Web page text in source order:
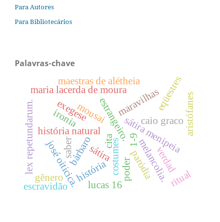
Para Autores
Para Bibliotecários
Palavras-chave
história natural
maravilhas
bárbaro costumes
estrangeiro.
maria lacerda de moura
josé oiticica. sátira sátira menipeia
ironia
paródia
melancolia.
mousai
saber
poder verdad
maestras de alétheia
caio graco
eqüestres
lex repetundarum.
lucas 16
1-9
exegese
história ritual
escravidão
cita
aristófanes
gênero